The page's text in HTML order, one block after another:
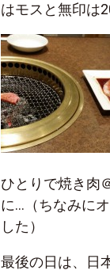
はモスと無印は
ひとりで焼き肉
に…（ちなみに
した）
最後の日は、日